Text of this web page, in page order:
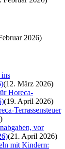
2026)
(12. März 2026)
Horeca-
(19. April 2026)
Terrassensteuer
)
vor
(21. April 2026)
mit Kindern: